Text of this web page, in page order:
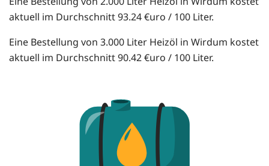
aktuell im Durchschnitt 93.24 €uro / 100 Liter.
Eine Bestellung von 3.000 Liter Heizöl in Wirdum kostet
aktuell im Durchschnitt 90.42 €uro / 100 Liter.